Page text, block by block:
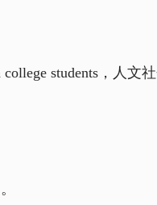
students，人文